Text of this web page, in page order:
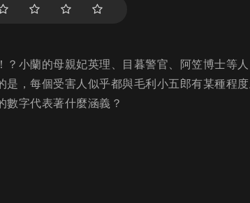
？小蘭的母親妃英理、目暮警官、阿笠博士等
是，每個受害人似乎都與毛利小五郎有某種程
數字代表著什麼涵義？